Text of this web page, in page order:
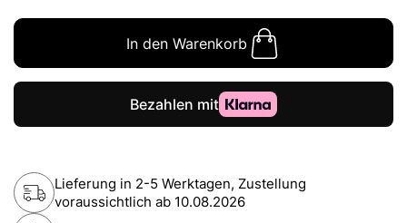
In den Warenkorb
Lieferung in 2-5 Werktagen, Zustellung
voraussichtlich ab 10.08.2026